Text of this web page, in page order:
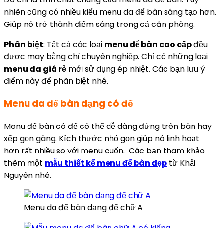
nhiên cũng có nhiều kiểu menu da để bàn sáng tạo hơn.
Giúp nó trở thành điểm sáng trong cả căn phòng.
Phân biệt: Tất cả các loại menu để bàn cao cấpđều
được may bằng chỉ chuyên nghiệp. Chỉ có những loại
menu da giá rẻ mới sử dụng ép nhiệt. Các bạn lưu ý
điểm này để phân biệt nhé.
Menu da để bàn dạng có đế
Menu để bàn có để có thể dễ dàng đứng trên bàn hay
xếp gọn gàng. Kích thước nhỏ gọn giúp nó linh hoạt
hơn rất nhiều so với menu cuốn. Các bạn tham khảo
thêm một mẫu thiết kế menu để bàn đẹp từ Khải
Nguyên nhé.
Menu da để bàn dạng đế chữ A